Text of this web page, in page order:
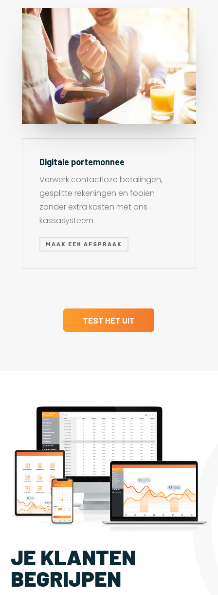
Digitale portemonnee
Verwerk contactloze betalingen,
gesplitte rekeningen en fooien
zonder extra kosten met ons
kassasysteem.
MAAK EEN AFSPRAAK
TEST HET UIT
JE KLANTEN
BEGRIJPEN